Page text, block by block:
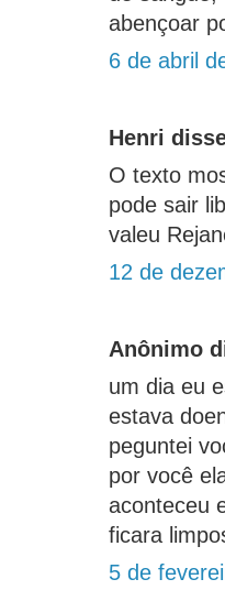
abençoar
6 de abril
Henri
O texto
pode sair
valeu
12 de
Anônimo
um dia eu
estava
peguntei
por você
aconteceu
ficara
5 de